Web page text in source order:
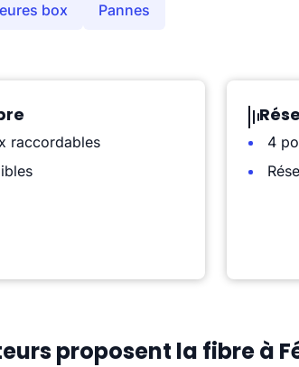
box Pannes
raccordables
4
proposent la fibre à